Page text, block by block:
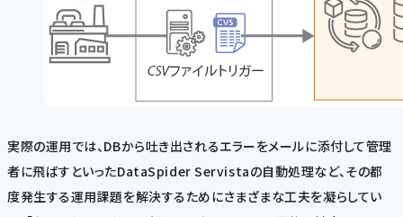
実際の運用では、DBから吐き出されるエラーをメールに添付して管理
者に飛ばすといったDataSpider Servistaの自動処理など、その都
度発生する運用課題を解決するためにさまざまな工夫を凝らしてい